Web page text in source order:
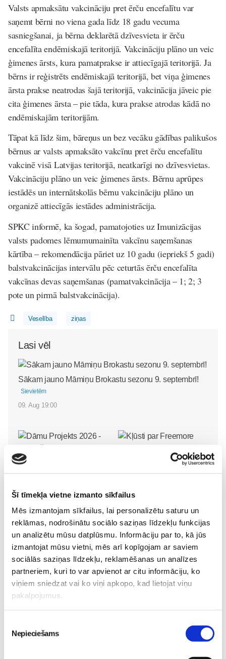
Šī tīmekļa vietne izmanto sīkfailus
Mēs izmantojam sīkfailus, lai personalizētu saturu un
reklāmas, nodrošinātu sociālo saziņas līdzekļu funkcijas
un analizētu mūsu datplūsmu. Informāciju par to, kā jūs
izmantojat mūsu vietni, mēs arī kopīgojam ar saviem
sociālās saziņas līdzekļu, reklamēšanas un analīzes
partneriem, kuri to var apvienot ar citu informāciju, ko
viņiem sniedzat vai ko viņi apkopo, kad lietojat viņu
pakalpojumus.
izvēle
Nepieciešams
Valsts apmaksātu vakcināciju pret ērču encefalītu var
saņemt bērni no viena gada līdz 18 gadu vecuma
sasniegšanai, ja bērna deklarētā dzīvesvieta ir ērču
encefalīta endēmiskajā teritorijā. Vakcināciju plāno un veic
ģimenes ārsts, kura pamatprakse ir attiecīgajā teritorijā. Ja
bērns ir reģistrēts endēmiskajā teritorijā, bet viņa ģimenes
ārsta prakse neatrodas šajā teritorijā, vakcinācija jāveic pie
cita ģimenes ārsta – pie tāda, kura prakse atrodas kādā no
endēmiskajām teritorijām.
Tāpat kā līdz šim, bāreņus un bez vecāku gādības palikušos
bērnus ar valsts apmaksāto vakcīnu pret ērču encefalītu
vakcinē visā Latvijas teritorijā, neatkarīgi no dzīvesvietas.
Vakcināciju plāno un veic ģimenes ārsts. Bērnu aprūpes
iestādēs un internātskolās bērnu vakcināciju plāno un
organizē attiecīgās iestādes administrācija.
SPKC informē, ka šogad, pamatojoties uz Imunizācijas
valsts padomes lēmumumainīta vakcīnu saņemšanas
kārtība – rekomendācija pāriet uz 10 gadu (iepriekš 5 gadi)
balstvakcinācijas intervālu pēc ceturtās ērču encefalīta
vakcīnas devas saņemšanas (pamatvakcinācija – 1; 2; 3
pote un pirmā balstvakcinācija).
Veselība ziņas
Lasi vēl
Sākam jauno Māmiņu Brokastu sezonu 9. septembrī!
Sievietēm
09. Aug 19:00
Dāmu Projekts 2026 -
diena
Sievietēm
09. Aug 18:52
Kļūsti par Freemore
produktu testētāju!
5 svarīgi soļi, lai bērns
skolā atgrieztos vesels un